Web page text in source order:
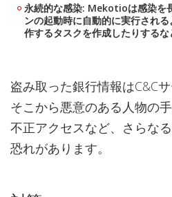
永続的な感染: Mekotioは感染を
ンの起動時に自動的に実行され
作するタスクを作成したりするな
盗み取った銀行情報はC&C
そこから悪意のある人物の
不正アクセスなど、さらな
恐れがあります。